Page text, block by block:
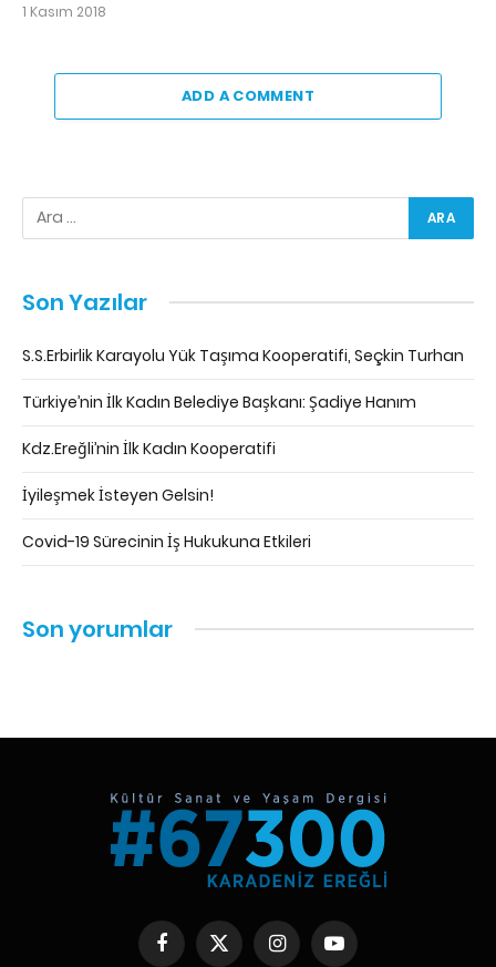
1 Kasım 2018
ADD A COMMENT
Son Yazılar
S.S.Erbirlik Karayolu Yük Taşıma Kooperatifi, Seçkin Turhan
Türkiye’nin İlk Kadın Belediye Başkanı: Şadiye Hanım
Kdz.Ereğli’nin İlk Kadın Kooperatifi
İyileşmek İsteyen Gelsin!
Covid-19 Sürecinin İş Hukukuna Etkileri
Son yorumlar
Facebook
X
InstagramYouTube